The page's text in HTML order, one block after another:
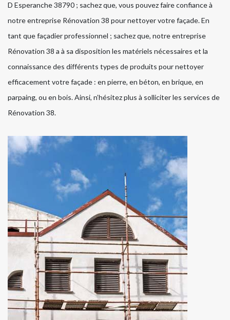
D Esperanche 38790 ; sachez que, vous pouvez faire confiance à
notre entreprise Rénovation 38 pour nettoyer votre façade. En
tant que façadier professionnel ; sachez que, notre entreprise
Rénovation 38 a à sa disposition les matériels nécessaires et la
connaissance des différents types de produits pour nettoyer
efficacement votre façade : en pierre, en béton, en brique, en
parpaing, ou en bois. Ainsi, n’hésitez plus à solliciter les services de
Rénovation 38.